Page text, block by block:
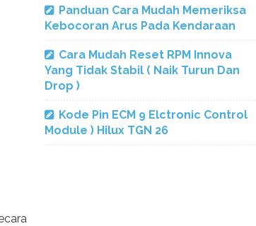
Panduan Cara Mudah Memeriksa
Kebocoran Arus Pada Kendaraan
Cara Mudah Reset RPM Innova
Yang Tidak Stabil ( Naik Turun Dan
Drop )
Kode Pin ECM 9 Elctronic Control
Module ) Hilux TGN 26